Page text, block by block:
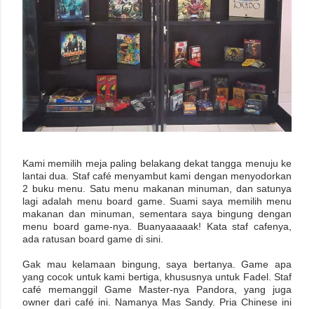
Kami memilih meja paling belakang dekat tangga menuju ke
lantai dua. Staf café menyambut kami dengan menyodorkan
2 buku menu. Satu menu makanan minuman, dan satunya
lagi adalah menu board game. Suami saya memilih menu
makanan dan minuman, sementara saya bingung dengan
menu board game-nya. Buanyaaaaak! Kata staf cafenya,
ada ratusan board game di sini.
Gak mau kelamaan bingung, saya bertanya. Game apa
yang cocok untuk kami bertiga, khususnya untuk Fadel. Staf
café memanggil Game Master-nya Pandora, yang juga
owner dari café ini. Namanya Mas Sandy. Pria Chinese ini